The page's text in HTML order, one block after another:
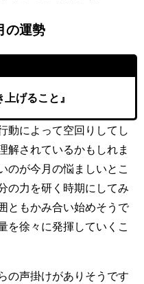
の運勢
上げること 』
動によって空回りしてし
解されているかもしれま
のが今月の悩ましいとこ
の力を研く時期にしてみ
ともかみ合い始めそうで
を徐々に発揮していくこ
の声掛けがありそうです